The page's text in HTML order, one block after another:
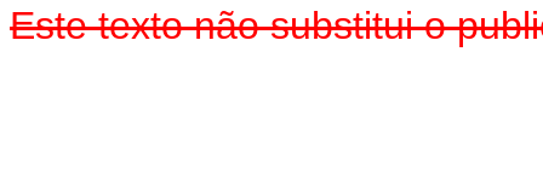
Este texto não substitui o